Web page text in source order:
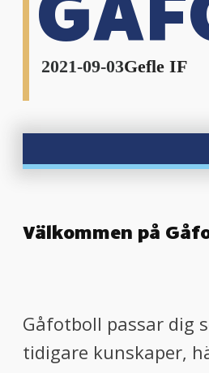
2021-09-03Gefle IF
Välkommen på
Gåfotboll passar dig
tidigare kunskaper,